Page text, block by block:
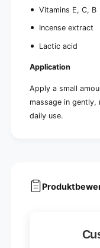
Vitamins E, C, B
Incense extract
Lactic acid
Application
Apply a small
massage in
daily use.